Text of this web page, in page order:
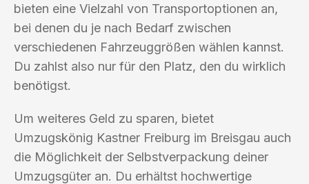
bieten eine Vielzahl von Transportoptionen an,
bei denen du je nach Bedarf zwischen
verschiedenen Fahrzeuggrößen wählen kannst.
Du zahlst also nur für den Platz, den du wirklich
benötigst.
Um weiteres Geld zu sparen, bietet
Umzugskönig Kastner Freiburg im Breisgau auch
die Möglichkeit der Selbstverpackung deiner
Umzugsgüter an. Du erhältst hochwertige